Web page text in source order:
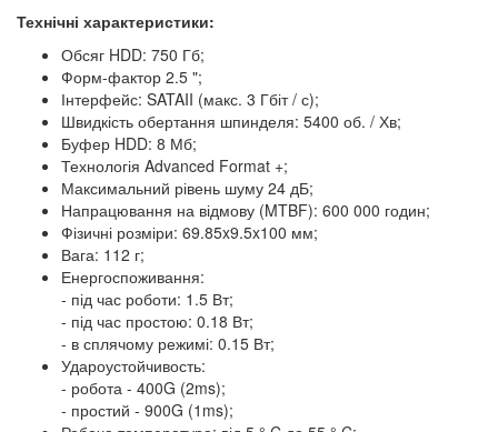
Технічні характеристики:
Обсяг HDD: 750 Гб;
Форм-фактор 2.5 ";
Інтерфейс: SATAII (макс. 3 Гбіт / с);
Швидкість обертання шпинделя: 5400 об. / Хв;
Буфер HDD: 8 Мб;
Технологія Advanced Format +;
Максимальний рівень шуму 24 дБ;
Напрацювання на відмову (MTBF): 600 000 годин;
Фізичні розміри: 69.85x9.5x100 мм;
Вага: 112 г;
Енергоспоживання:
- під час роботи: 1.5 Вт;
- під час простою: 0.18 Вт;
- в сплячому режимі: 0.15 Вт;
Удароустойчивость:
- робота - 400G (2ms);
- простий - 900G (1ms);